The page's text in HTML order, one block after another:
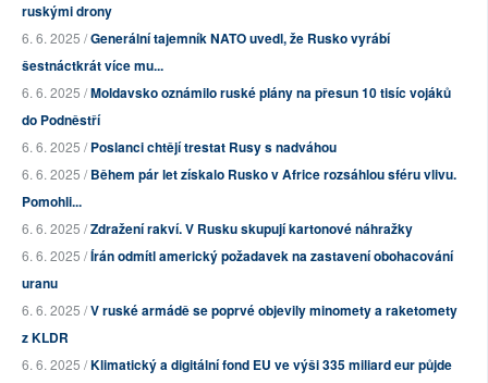
ruskými drony
6. 6. 2025 /Generální tajemník NATO uvedl, že Rusko vyrábí
šestnáctkrát více mu...
6. 6. 2025 /Moldavsko oznámilo ruské plány na přesun 10 tisíc vojáků
do Podněstří
6. 6. 2025 /Poslanci chtějí trestat Rusy s nadváhou
6. 6. 2025 /Během pár let získalo Rusko v Africe rozsáhlou sféru vlivu.
Pomohli...
6. 6. 2025 /Zdražení rakví. V Rusku skupují kartonové náhražky
6. 6. 2025 /Írán odmítl americký požadavek na zastavení obohacování
uranu
6. 6. 2025 /V ruské armádě se poprvé objevily minomety a raketomety
z KLDR
6. 6. 2025 /Klimatický a digitální fond EU ve výši 335 miliard eur půjde